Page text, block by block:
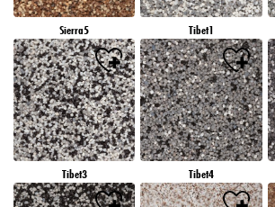
Sierra5 Tibet1
Tibet3 Tibet4